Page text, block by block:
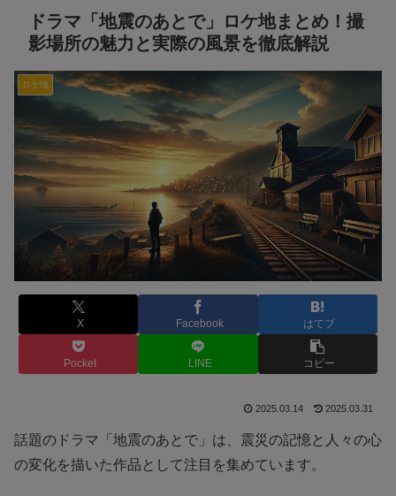
ドラマ「地震のあとで」ロケ地まとめ！撮
影場所の魅力と実際の風景を徹底解説
ロケ地
X Facebook はてブ
Pocket LINE コピー
2025.03.14 2025.03.31
話題のドラマ「地震のあとで」は、震災の記憶と人々の心
の変化を描いた作品として注目を集めています。